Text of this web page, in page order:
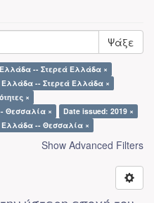
Ψάξε
Ελλάδα -- Στερεά Ελλάδα ×
-- Στερεά Ελλάδα ×
×
Θεσσαλία ×
Date issued: 2019 ×
-- Θεσσαλία ×
Show Advanced Filters